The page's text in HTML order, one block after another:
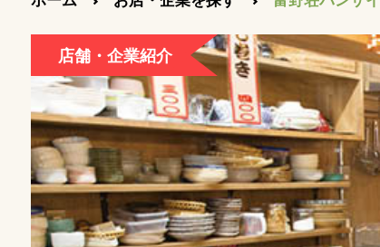
店舗・企業紹介